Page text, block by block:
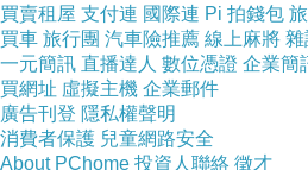
當地記帳士具備專業知識和
務成功的合作夥伴。無論您
他們都能夠提供寶貴的幫助
地記帳士的支持，取決於您
開始自己的業務是一個令
買賣租屋 支付連 國際連 Pi 拍錢包
買車 旅行團 汽車險推薦 線上麻將 雜
一元簡訊 直播達人 數位憑證 企業簡
買網址 虛擬主機 企業郵件
廣告刊登 隱私權聲明
消費者保護 兒童網路安全
About PChome 投資人聯絡 徵才